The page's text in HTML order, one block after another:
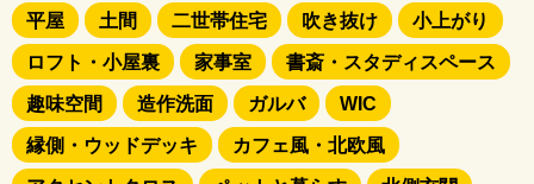
平屋
土間 二世帯住宅 吹き抜け
小上がり
ロフト・小屋裏
家事室
書斎・スタディスペース
趣味空間
造作洗面 ガルバ
WIC
縁側・ウッドデッキ
カフェ風・北欧風